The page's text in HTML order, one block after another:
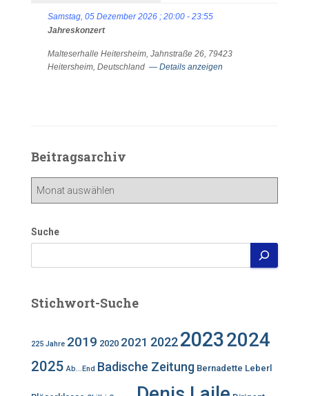
Samstag, 05 Dezember 2026 ; 20:00 - 23:55
Jahreskonzert
Malteserhalle Heitersheim, Jahnstraße 26, 79423
Heitersheim, Deutschland — Details anzeigen
Beitragsarchiv
Beitragsarchiv
Suche
Stichwort-Suche
225 Jahre 2019 2020 2021 202220232024
2025 Ab...End Badische Zeitung Bernadette Leberl